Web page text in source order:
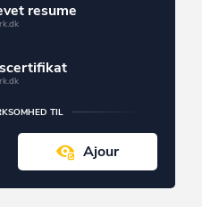
resume
TIL
Ajour